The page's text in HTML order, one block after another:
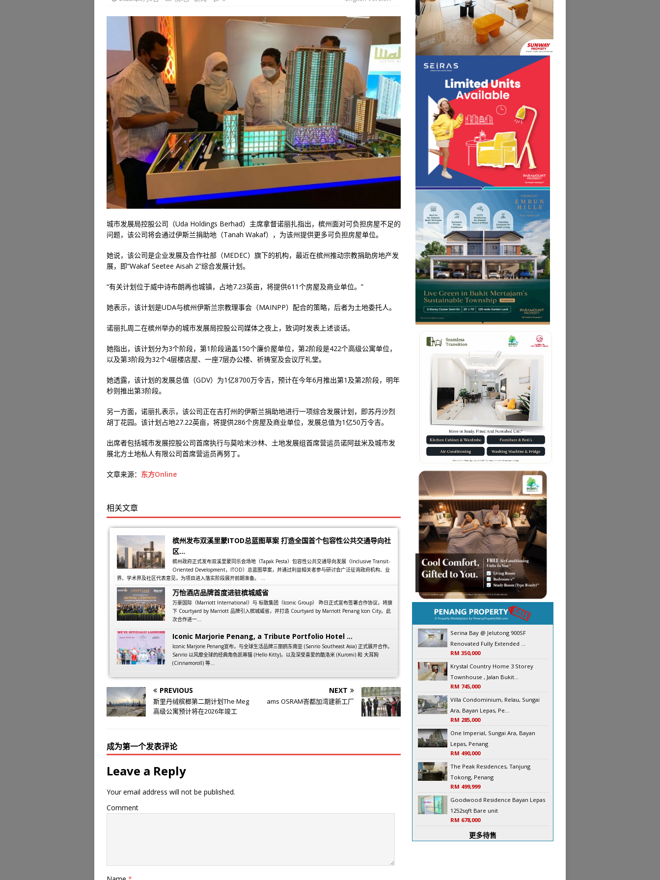
城市发展局控股公司（Uda Holdings Berhad）主席拿督诺丽扎指出，槟州面对可负担房屋不足的
问题，该公司将会通过伊斯兰捐助地（Tanah Wakaf），为该州提供更多可负担房屋单位。
她说，该公司是企业发展及合作社部（MEDEC）旗下的机构，最近在槟州推动宗教捐助房地产发
展，即“Wakaf Seetee Aisah 2”综合发展计划。
“有关计划位于威中诗布朗再也城镇，占地7.23英亩，将提供611个房屋及商业单位。”
她表示，该计划是UDA与槟州伊斯兰宗教理事会（MAINPP）配合的策略，后者为土地委托人。
诺丽扎周二在槟州举办的城市发展局控股公司媒体之夜上，致词时发表上述谈话。
她指出，该计划分为3个阶段，第1阶段涵盖150个廉价屋单位，第2阶段是422个高级公寓单位，
以及第3阶段为32个4层楼店屋、一座7层办公楼、祈祷室及会议厅礼堂。
她透露，该计划的发展总值（GDV）为1亿8700万令吉，预计在今年6月推出第1及第2阶段，明年
杪则推出第3阶段。
另一方面，诺丽扎表示，该公司正在吉打州的伊斯兰捐助地进行一项综合发展计划，即苏丹沙烈
胡丁花园。该计划占地27.22英亩，将提供286个房屋及商业单位，发展总值为1亿50万令吉。
出席者包括城市发展控股公司首席执行与莫哈末沙林、土地发展组首席营运员诺阿兹米及城市发
展北方土地私人有限公司首席营运员再努丁。
文章来源： 东方Online
相关文章
槟州发布双溪里蒙ITOD总蓝图草案 打造全国首个包容性公共交通导向社
区...
槟州政府正式发布双溪里蒙同乐会场地（Tapak Pesta）包容性公共交通导向发展（Inclusive Transit-
Oriented Development，ITOD）总蓝图草案，并通过利益相关者参与研讨会广泛征询政府机构、业
界、学术界及社区代表意见，为项目进入落实阶段展开前期准备。 ...
万怡酒店品牌首度进驻槟城威省
万豪国际（Marriott International）与 标致集团（Iconic Group） 昨日正式宣布签署合作协议，将旗
下 Courtyard by Marriott 品牌引入槟城威省，并打造 Courtyard by Marriott Penang Icon City。此
次合作进一...
Iconic Marjorie Penang, a Tribute Portfolio Hotel ...
Iconic Marjorie Penang宣布，与全球生活品牌三丽鸥东南亚 (Sanrio Southeast Asia) 正式展开合作。
Sanrio 以风靡全球的经典角色凯蒂猫 (Hello Kitty)，以及深受喜爱的酷洛米 (Kuromi) 和 大耳狗
(Cinnamoroll) 等...
PREVIOUS
斯里丹绒槟榔第二期计划The Meg
高级公寓预计将在2026年竣工
NEXT
ams OSRAM峇都加湾建新工厂
成为第一个发表评论
Leave a Reply
Your email address will not be published.
Comment
Serina Bay @ Jelutong 900SF
Renovated Fully Extended ...
RM 350,000
Krystal Country Home 3 Storey
Townhouse , Jalan Bukit...
RM 745,000
Villa Condominium, Relau, Sungai
Ara, Bayan Lepas, Pe...
RM 285,000
One Imperial, Sungai Ara, Bayan
Lepas, Penang
RM 490,000
The Peak Residences, Tanjung
Tokong, Penang
RM 499,999
Goodwood Residence Bayan Lepas
1252sqft Bare unit
RM 678,000
更多待售